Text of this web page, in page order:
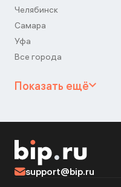
Челябинск
Самара
Уфа
Все города
Показать ещё
support@bip.ru